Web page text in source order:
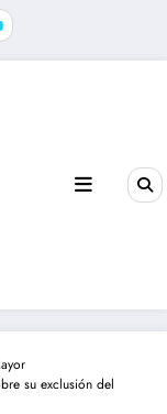
su exclusión del